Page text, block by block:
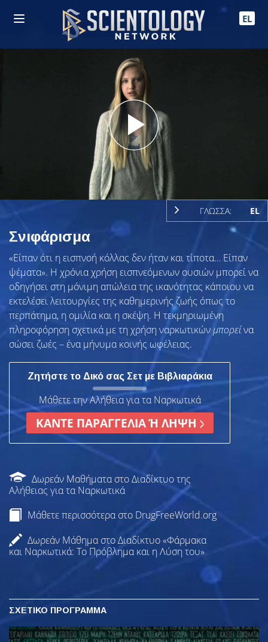
EL
Play
Video
ΓΛΩΣΣΑ: EL
Σνιφάρισμα
«Είπαν ότι η εισπνοή κόλλας δεν ήταν και τίποτα… Είπαν
ψέματα». Η χρόνια χρήση εισπνεόμενων ουσιών μπορεί να
οδηγήσει στη μόνιμη απώλεια της ικανότητας κάποιου να
εκτελέσει λειτουργίες της καθημερινής ζωής όπως το
περπάτημα, η ομιλία και η σκέψη. Η τεκμηριωμένη
πληροφόρηση σχετικά με τη χρήση ναρκωτικώνμπορείνα
σώσει ζωές – ένα μήνυμα κοινής ωφέλειας.
Ζητήστε το Δικό σας Σετ με Βιβλιαράκια
Μάθετε την Αλήθεια για τα Ναρκωτικά
ΚΑΝΤΕ ΠΑΡΑΓΓΕΛΙΑ Ή ΛΗΨΗ
Δωρεάν Μαθήματα στο Διαδίκτυο της
Αλήθειας για τα Ναρκωτικά
Μάθετε περισσότερα στο DrugFreeWorld.org
Δωρεάν Μάθημα στο Διαδίκτυο «Φάρμακα
και Ναρκωτικά: Το Πρόβλημα και η Λύση του»
ΣΧΕΤΙΚΟ ΠΡΟΓΡΑΜΜΑ